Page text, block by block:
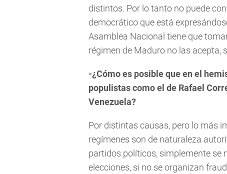
distintos. Por lo tanto no puede
democrático que está
Asamblea Nacional tiene que
régimen de Maduro no las acepta,
-¿Cómo es posible que en el
populistas como el de Rafael
Venezuela?
Por distintas causas, pero lo más
regímenes son de naturaleza
partidos políticos, simplemente se
elecciones, si no se organizan